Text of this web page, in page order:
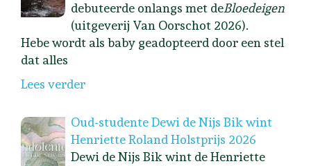
debuteerde onlangs met deBloedeigen
(uitgeverij Van Oorschot 2026).
Hebe wordt als baby geadopteerd door een stel
dat alles
Lees verder
Oud-studente Dewi de Nijs Bik wint
Henriette Roland Holstprijs 2026
Dewi de Nijs Bik wint de Henriette